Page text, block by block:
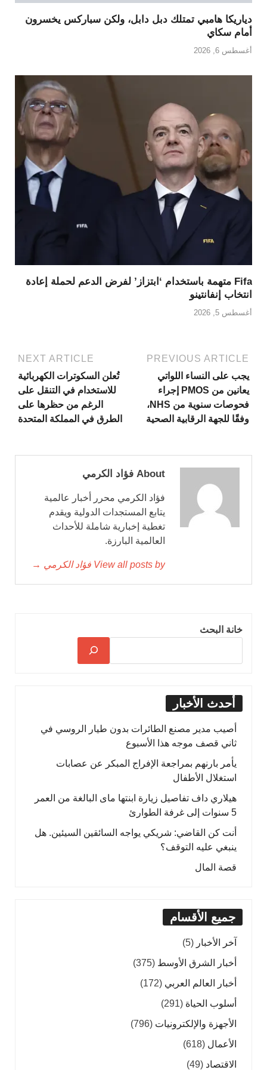
دياريكا هامبي تمتلك دبل دابل، ولكن سباركس يخسرون
أمام سكاي
أغسطس 6, 2026
Fifa متهمة باستخدام ‘ابتزاز’ لفرض الدعم لحملة إعادة
انتخاب إنفانتينو
أغسطس 5, 2026
PREVIOUS ARTICLE
يجب على النساء اللواتي
يعانين من PMOS إجراء
فحوصات سنوية من NHS،
وفقًا للجهة الرقابية الصحية
NEXT ARTICLE
تُعلن السكوترات الكهربائية
للاستخدام في التنقل على
الرغم من حظرها على
الطرق في المملكة المتحدة
About فؤاد الكرمي
فؤاد الكرمي محرر أخبار عالمية
يتابع المستجدات الدولية ويقدم
تغطية إخبارية شاملة للأحداث
العالمية البارزة.
View all posts by فؤاد الكرمي →
خانة البحث
أحدث الأخبار
أصيب مدير مصنع الطائرات بدون طيار الروسي في
ثاني قصف موجه هذا الأسبوع
يأمر بارنهم بمراجعة الإفراج المبكر عن عصابات
استغلال الأطفال
هيلاري داف تفاصيل زيارة ابنتها ماى البالغة من العمر
5 سنوات إلى غرفة الطوارئ
أنت كن القاضي: شريكي يواجه السائقين السيئين. هل
ينبغي عليه التوقف؟
قصة المال
جميع الأقسام
آخر الأخبار (5)
أخبار الشرق الأوسط (375)
أخبار العالم العربي (172)
أسلوب الحياة (291)
الأجهزة والإلكترونيات (796)
الأعمال (618)
الاقتصاد (49)